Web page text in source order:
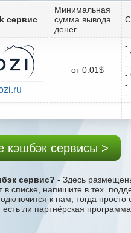
сервис
Минимальная
сумма вывода
денег
от 0.01$
-
-
-
-
-
-
кэшбэк сервисы >
сервис? - Здесь
в списке, напишите в тех.
к нам, тогда
есть ли партнёрская